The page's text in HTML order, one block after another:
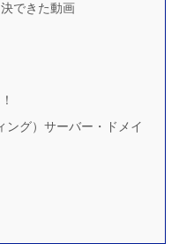
できた動画
ング）サーバー・ドメイ